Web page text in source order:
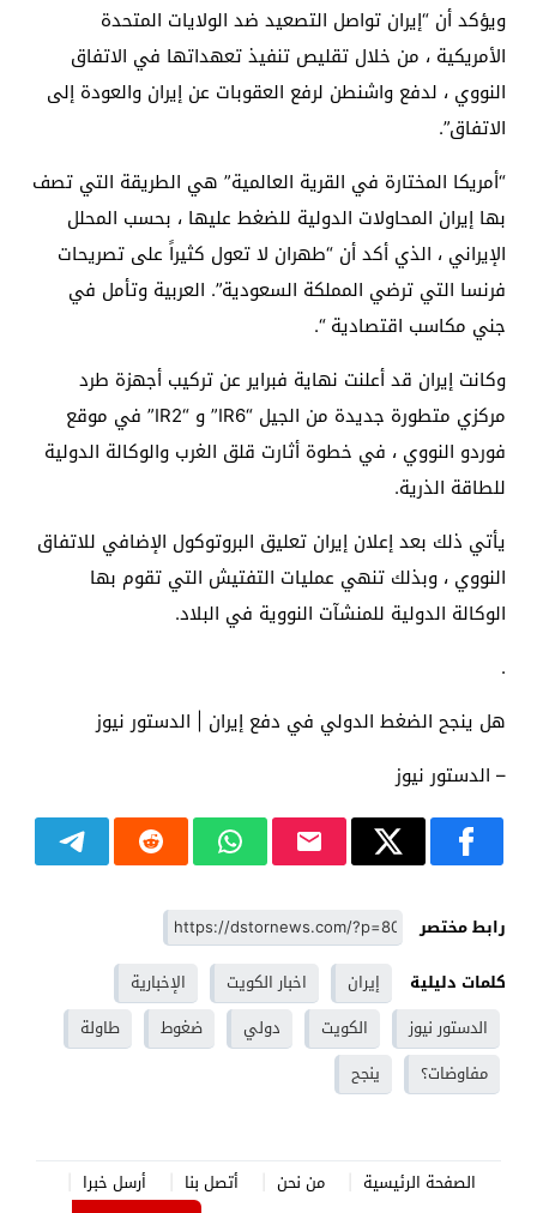
ويؤكد أن “إيران تواصل التصعيد ضد الولايات المتحدة
الأمريكية ، من خلال تقليص تنفيذ تعهداتها في الاتفاق
النووي ، لدفع واشنطن لرفع العقوبات عن إيران والعودة إلى
الاتفاق”.
“أمريكا المختارة في القرية العالمية” هي الطريقة التي تصف
بها إيران المحاولات الدولية للضغط عليها ، بحسب المحلل
الإيراني ، الذي أكد أن “طهران لا تعول كثيراً على تصريحات
فرنسا التي ترضي المملكة السعودية”. العربية وتأمل في
جني مكاسب اقتصادية “.
وكانت إيران قد أعلنت نهاية فبراير عن تركيب أجهزة طرد
مركزي متطورة جديدة من الجيل “IR6” و “IR2” في موقع
فوردو النووي ، في خطوة أثارت قلق الغرب والوكالة الدولية
للطاقة الذرية.
يأتي ذلك بعد إعلان إيران تعليق البروتوكول الإضافي للاتفاق
النووي ، وبذلك تنهي عمليات التفتيش التي تقوم بها
الوكالة الدولية للمنشآت النووية في البلاد.
.
هل ينجح الضغط الدولي في دفع إيران | الدستور نيوز
– الدستور نيوز
رابط مختصر
كلمات دليلية
إيران اخبار الكويت
الإخبارية
الدستور نيوز
الكويت دولي ضغوط
طاولة
مفاوضات؟
ينجح
الصفحة الرئيسية من نحن أتصل بنا
أرسل خبرا